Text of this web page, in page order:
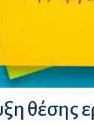
θέσης